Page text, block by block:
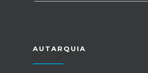
AUTARQUIA